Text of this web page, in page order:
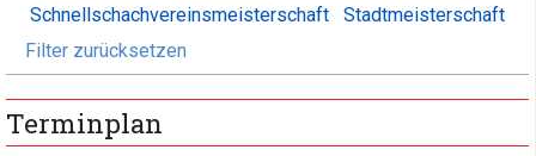
Schnellschachvereinsmeisterschaft
Stadtmeisterschaft
Filter zurücksetzen
Terminplan